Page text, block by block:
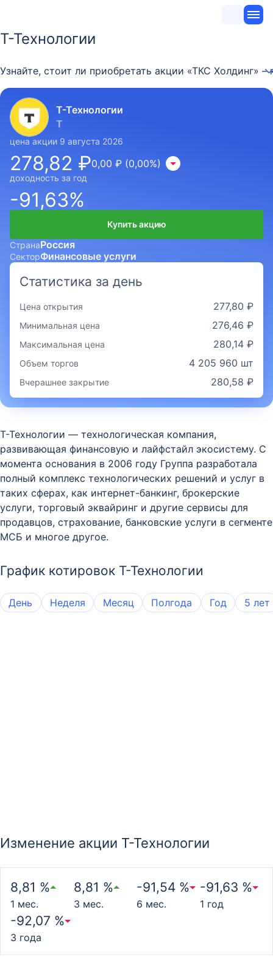
Т-Технологии
Узнайте, стоит ли приобретать акции «ТКС Холдинг»
Т-Технологии
T
цена акции 9 августа 2026
278,82 ₽0,00 ₽ (0,00%)
доходность за год
-91,63%
Купить акцию
СтранаРоссия
СекторФинансовые услуги
Статистика за день
Цена открытия 277,80 ₽
Минимальная цена 276,46 ₽
Максимальная цена 280,14 ₽
Объем торгов 4 205 960 шт
Вчерашнее закрытие 280,58 ₽
Т-Технологии — технологическая компания,
развивающая финансовую и лайфстайл экосистему. С
момента основания в 2006 году Группа разработала
полный комплекс технологических решений и услуг в
таких сферах, как интернет-банкинг, брокерские
услуги, торговый эквайринг и другие сервисы для
продавцов, страхование, банковские услуги в сегменте
МСБ и многое другое.
График котировок Т-Технологии
День Неделя Месяц Полгода Год 5 лет
Изменение акции Т-Технологии
8,81 %
1 мес.
8,81 %
3 мес.
-91,54 %
6 мес.
-91,63 %
1 год
-92,07 %
3 года